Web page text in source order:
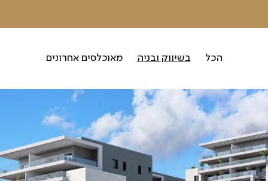
הכל בשיווק ובניה מאוכלסים אחרונים